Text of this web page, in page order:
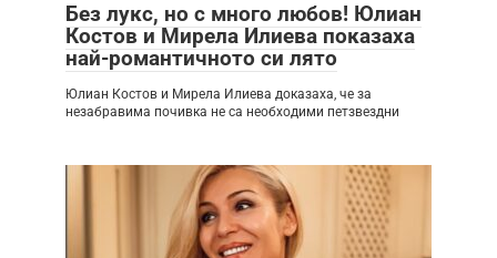
Без лукс, но с много любов! Юлиан
Костов и Мирела Илиева показаха
най-романтичното си лято
Юлиан Костов и Мирела Илиева доказаха, че за
незабравима почивка не са необходими петзвездни